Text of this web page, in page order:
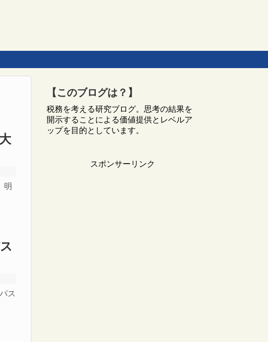
明
ス
【このブログは？】
税務を考える研究ブログ。思考の結果を
開示することによる価値提供とレベルア
ップを目的としています。
スポンサーリンク